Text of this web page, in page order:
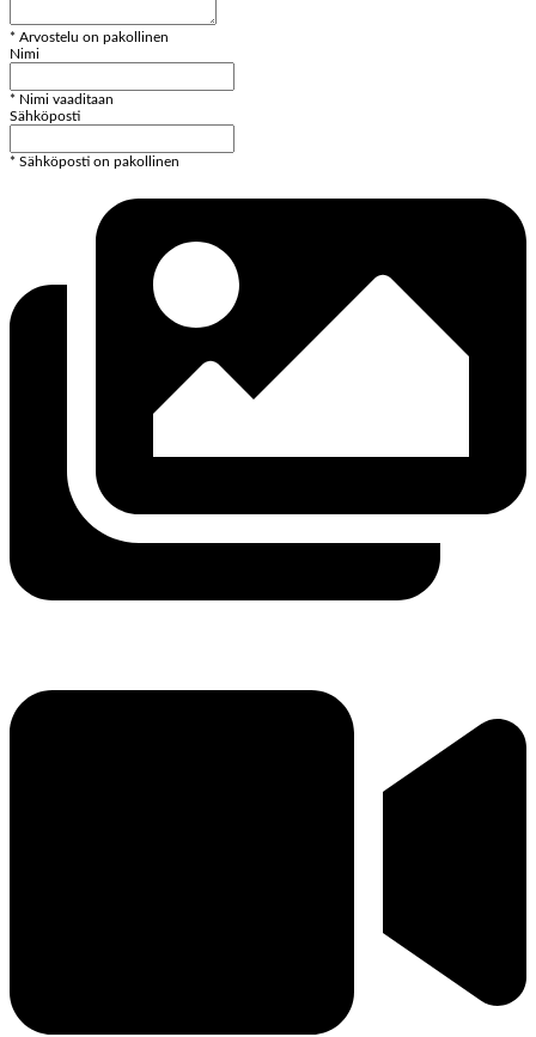
* Arvostelu on pakollinen
Nimi
* Nimi vaaditaan
Sähköposti
* Sähköposti on pakollinen